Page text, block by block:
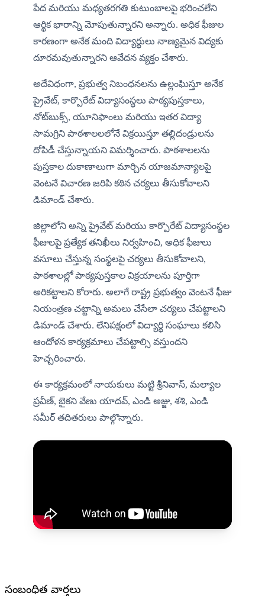
పేద మరియు మధ్యతరగతి కుటుంబాలపై భరించలేని
ఆర్థిక భారాన్ని మోపుతున్నారని అన్నారు. అధిక ఫీజుల
కారణంగా అనేక మంది విద్యార్థులు నాణ్యమైన విద్యకు
దూరమవుతున్నారని ఆవేదన వ్యక్తం చేశారు.
అదేవిధంగా, ప్రభుత్వ నిబంధనలను ఉల్లంఘిస్తూ అనేక
ప్రైవేట్, కార్పొరేట్ విద్యాసంస్థలు పాఠ్యపుస్తకాలు,
నోట్‌బుక్స్, యూనిఫాంలు మరియు ఇతర విద్యా
సామగ్రిని పాఠశాలలలోనే విక్రయిస్తూ తల్లిదండ్రులను
దోపిడీ చేస్తున్నాయని విమర్శించారు. పాఠశాలలను
పుస్తకాల దుకాణాలుగా మార్చిన యాజమాన్యాలపై
వెంటనే విచారణ జరిపి కఠిన చర్యలు తీసుకోవాలని
డిమాండ్ చేశారు.
జిల్లాలోని అన్ని ప్రైవేట్ మరియు కార్పొరేట్ విద్యాసంస్థల
ఫీజులపై ప్రత్యేక తనిఖీలు నిర్వహించి, అధిక ఫీజులు
వసూలు చేస్తున్న సంస్థలపై చర్యలు తీసుకోవాలని,
పాఠశాలల్లో పాఠ్యపుస్తకాల విక్రయాలను పూర్తిగా
అరికట్టాలని కోరారు. అలాగే రాష్ట్ర ప్రభుత్వం వెంటనే ఫీజు
నియంత్రణ చట్టాన్ని అమలు చేసేలా చర్యలు చేపట్టాలని
డిమాండ్ చేశారు. లేనిపక్షంలో విద్యార్థి సంఘాలు కలిసి
ఆందోళన కార్యక్రమాలు చేపట్టాల్సి వస్తుందని
హెచ్చరించారు.
ఈ కార్యక్రమంలో నాయకులు మట్టి శ్రీనివాస్, మల్యాల
ప్రవీణ్, బైకని వేణు యాదవ్, ఎండి అజ్జు, శశి, ఎండి
సమీర్ తదితరులు పాల్గొన్నారు.
సంబంధిత వార్తలు